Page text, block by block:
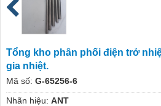
Tổng kho phân phối điện trở
gia nhiệt.
Mã số: G-65256-6
Nhãn hiệu: ANT